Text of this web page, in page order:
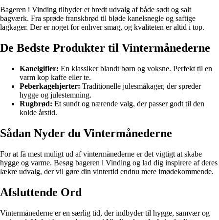
Bageren i Vinding tilbyder et bredt udvalg af både sødt og salt
bagværk. Fra sprøde franskbrød til bløde kanelsnegle og saftige
lagkager. Der er noget for enhver smag, og kvaliteten er altid i top.
De Bedste Produkter til Vintermånederne
Kanelgifler: En klassiker blandt børn og voksne. Perfekt til en
varm kop kaffe eller te.
Peberkagehjerter: Traditionelle julesmåkager, der spreder
hygge og julestemning.
Rugbrød: Et sundt og nærende valg, der passer godt til den
kolde årstid.
Sådan Nyder du Vintermånederne
For at få mest muligt ud af vintermånederne er det vigtigt at skabe
hygge og varme. Besøg bageren i Vinding og lad dig inspirere af deres
lækre udvalg, der vil gøre din vintertid endnu mere imødekommende.
Afsluttende Ord
Vintermånederne er en særlig tid, der indbyder til hygge, samvær og